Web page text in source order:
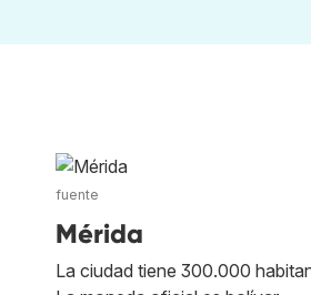
fuente
Mérida
La ciudad tiene 300.000